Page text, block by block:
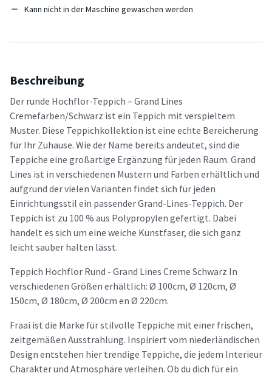
Kann nicht in der Maschine gewaschen werden
Beschreibung
Der runde Hochflor-Teppich – Grand Lines
Cremefarben/Schwarz ist ein Teppich mit verspieltem
Muster. Diese Teppichkollektion ist eine echte Bereicherung
für Ihr Zuhause. Wie der Name bereits andeutet, sind die
Teppiche eine großartige Ergänzung für jeden Raum. Grand
Lines ist in verschiedenen Mustern und Farben erhältlich und
aufgrund der vielen Varianten findet sich für jeden
Einrichtungsstil ein passender Grand-Lines-Teppich. Der
Teppich ist zu 100 % aus Polypropylen gefertigt. Dabei
handelt es sich um eine weiche Kunstfaser, die sich ganz
leicht sauber halten lässt.
Teppich Hochflor Rund - Grand Lines Creme Schwarz In
verschiedenen Größen erhältlich: Ø 100cm, Ø 120cm, Ø
150cm, Ø 180cm, Ø 200cm en Ø 220cm.
Fraai ist die Marke für stilvolle Teppiche mit einer frischen,
zeitgemäßen Ausstrahlung. Inspiriert vom niederländischen
Design entstehen hier trendige Teppiche, die jedem Interieur
Charakter und Atmosphäre verleihen. Ob du dich für ein